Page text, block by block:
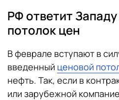
РФ ответит
потолок цен
В феврале вступают в
введенный ценовой
нефть. Так, если в
или зарубежной